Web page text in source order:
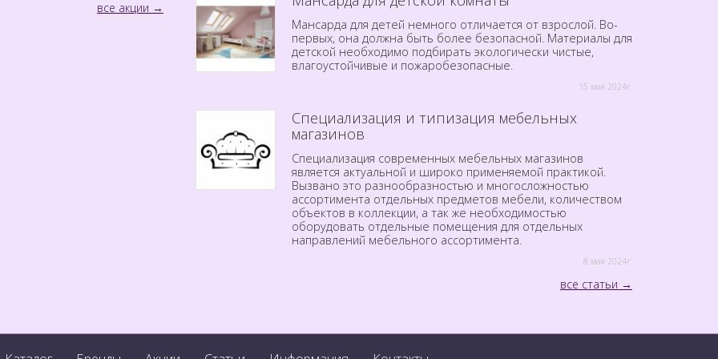
все акции
Мансарда для детей немного отличается от взрослой. Во-
первых, она должна быть более безопасной. Материалы для
детской необходимо подбирать экологически чистые,
влагоустойчивые и пожаробезопасные.
15 мая 2024г.
Специализация и типизация мебельных
магазинов
Специализация современных мебельных магазинов
является актуальной и широко применяемой практикой.
Вызвано это разнообразностью и многосложностью
ассортимента отдельных предметов мебели, количеством
объектов в коллекции, а так же необходимостью
оборудовать отдельные помещения для отдельных
направлений мебельного ассортимента.
8 мая 2024г.
все статьи